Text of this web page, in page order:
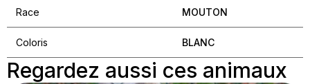
Race MOUTON
Coloris BLANC
Regardez aussi ces animaux